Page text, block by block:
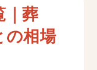
｜葬
の相場